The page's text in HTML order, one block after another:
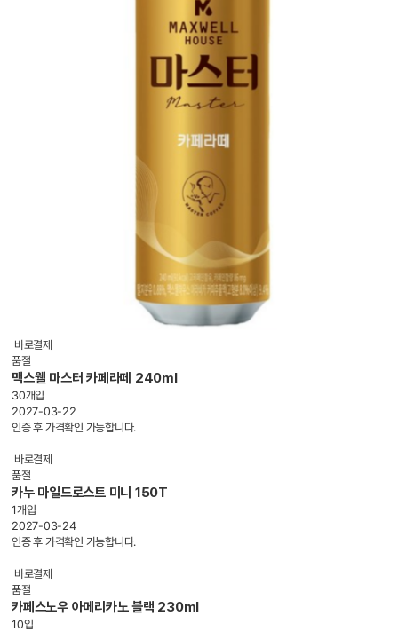
바로결제
품절
맥스웰 마스터 카페라떼 240ml
30개입
2027-03-22
인증 후 가격확인 가능합니다.
바로결제
품절
카누 마일드로스트 미니 150T
1개입
2027-03-24
인증 후 가격확인 가능합니다.
바로결제
품절
카페스노우 아메리카노 블랙 230ml
10입